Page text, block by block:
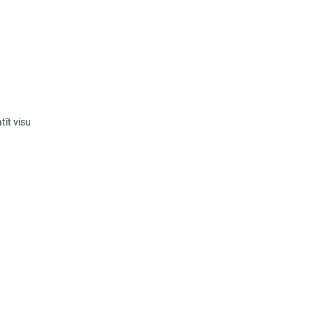
visu